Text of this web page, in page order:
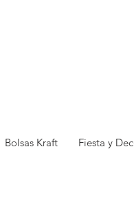
Bolsas Kraft Fiesta y